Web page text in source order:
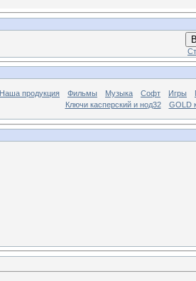
Наша продукция Фильмы Музыка Софт Игры
Ключи касперский и нод32
GOLD